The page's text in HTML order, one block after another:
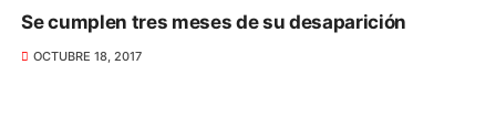
Se cumplen tres meses de su desaparición
OCTUBRE 18, 2017